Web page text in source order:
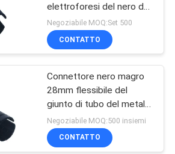
elettroforesi del nero del
connettore del tubo del
metallo per il tubo
composito
Negoziabile MOQ:Set 500
CONTATTO
Connettore nero magro
28mm flessibile del
giunto di tubo del metallo
con l'angolo regolabile
Negoziabile MOQ:500 insiemi
CONTATTO